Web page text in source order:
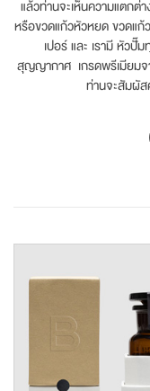
แล้วท่านจะเห็นความแตกต่
หรือขวดแก้วหัวหยด ขวดแก้
เปอร์ และ เรามี หัวปั๊
สุญญากาศ เกรดพรีเมียมจ
ท่านจะสัมผัส